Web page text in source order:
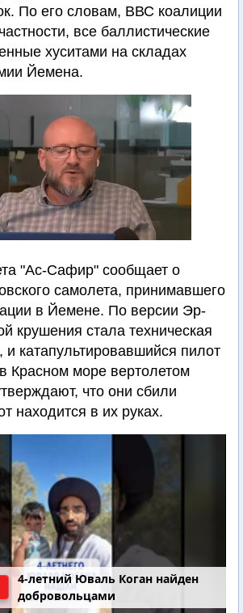
По его словам, ВВС коалиции
все баллистические
хуситами на складах
Йемена.
"Ас-Сафир" сообщает о
самолета, принимавшего
в Йемене. По версии Эр-
крушения стала техническая
и катапультировавшийся пилот
Красном море вертолетом
что они сбили
находится в их руках.
4-летний Юваль Коган найден
добровольцами